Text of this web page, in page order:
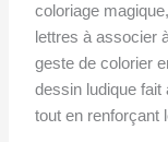
coloriage
lettres à associer
geste de colorier
dessin ludique fait
tout en renforçant